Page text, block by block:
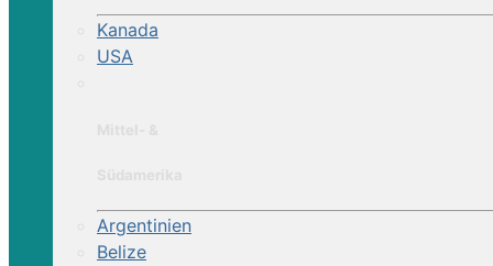
Kanada
USA
Argentinien
Belize